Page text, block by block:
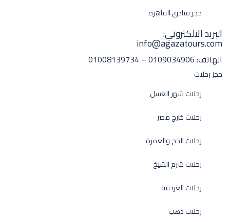
حجز فنادق القاهرة
البريد الالكتروني:
info@agazatours.com
الهاتف:0109034906 – 01008139734
حجز رحلات
رحلات شهر العسل
رحلات خارج مصر
رحلات الحج والعمرة
رحلات شرم الشيخ
رحلات الغردقة
رحلات دهب